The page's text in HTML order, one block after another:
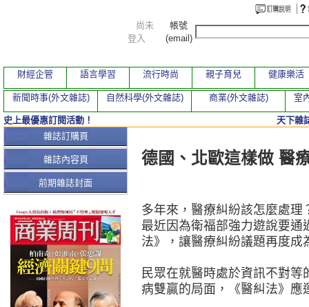
本期文章
德國、北歐這樣做 醫
多年來，醫療糾紛該怎麼處
最近因為衛福部強力遊說要通
法》，讓醫療糾紛議題再度成
民眾在就醫時處於資訊不對
病雙贏的局面，《醫糾法》應
雜誌訂購頁
雜誌內容頁
前期雜誌封面
尚未
登入
帳號
(email)
財經企管 語言學習 流行時尚 親子育兒 健康樂活
新聞時事(外文雜誌) 自然科學(外文雜誌) 商業(外文雜誌) 室
史上最優惠訂閱活動！ 天下雜